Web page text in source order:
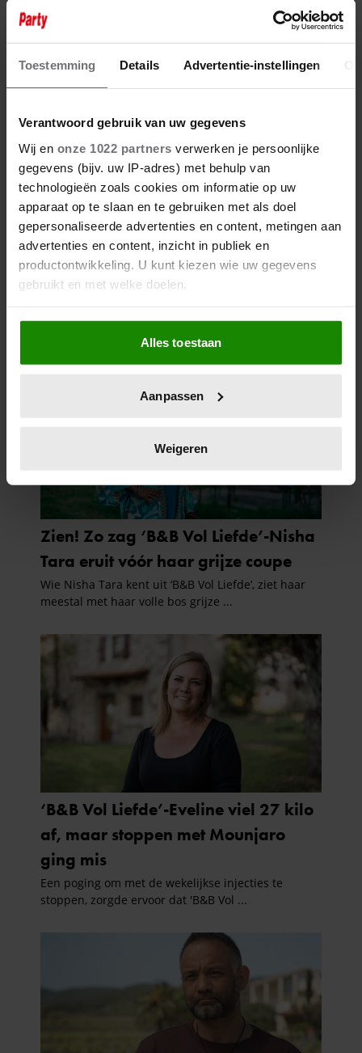
Toestemming Details Advertentie-instellingen
Verantwoord gebruik van uw gegevens
Wij en onze 1022 partners verwerken je persoonlijke
gegevens (bijv. uw IP-adres) met behulp van
technologieën zoals cookies om informatie op uw
apparaat op te slaan en te gebruiken met als doel
gepersonaliseerde advertenties en content, metingen aan
advertenties en content, inzicht in publiek en
productontwikkeling. U kunt kiezen wie uw gegevens
gebruikt en met welke doelen.
Als u het toestaat, willen we ook graag:
Informatie verzamelen over uw geografische
locatie, die tot een paar meter nauwkeurig kan zijn
scannen op specifieke eigenschappen (fingerprinting)
verwerkt en stel uw voorkeuren in het
intrekken in de Cookieverklaring.
We gebruiken cookies om content en advertenties te
personaliseren, om functies voor social media te bieden
en om ons websiteverkeer te analyseren. Ook delen we
informatie over uw gebruik van onze site met onze
partners voor social media, adverteren en analyse. Deze
informatie die u aan ze heeft verstrekt of die ze hebben
verzameld op basis van uw gebruik van hun services. U
gaat akkoord met onze cookies als u onze website blijft
Alles toestaan
Aanpassen
Weigeren
6 augustus 2026
ANOUK UIT ‘DE
BONDGENOTEN’ WAS BIJNA
STAGIAIRE BIJ HET MERK VAN
JADE ANNA